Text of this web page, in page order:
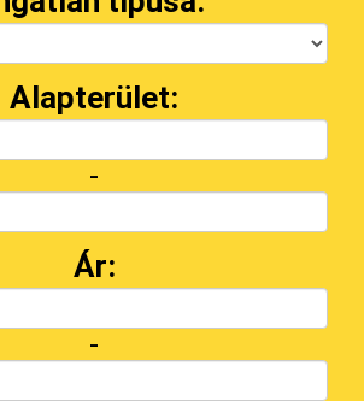
Alapterület:
-
Ár:
-